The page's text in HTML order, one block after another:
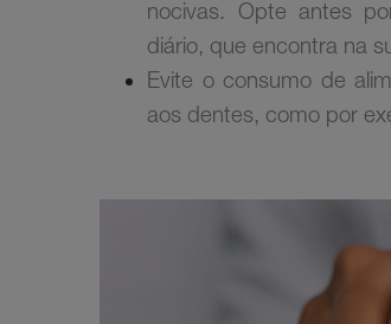
nocivas. Opte antes
diário, que encontra na
Evite o consumo de
aos dentes, como por